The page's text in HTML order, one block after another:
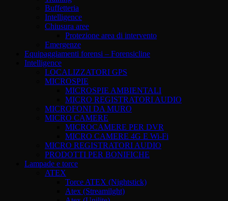
Buffetteria
Intelligence
Chiusura aree
Protezione area di intervento
Emergenze
Equipaggiamenti forensi – Forensicline
Intelligence
LOCALIZZATORI GPS
MICROSPIE
MICROSPIE AMBIENTALI
MICRO REGISTRATORI AUDIO
MICROFONI DA MURO
MICRO CAMERE
MICROCAMERE PER DVR
MICRO CAMERE 4G E Wi-Fi
MICRO REGISTRATORI AUDIO
PRODOTTI PER BONIFICHE
Lampade e torce
ATEX
Torce ATEX (Nightstick)
Atex (Streamilght)